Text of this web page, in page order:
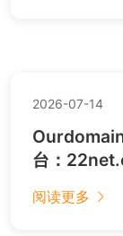
2026-07-14
台：
阅读更多